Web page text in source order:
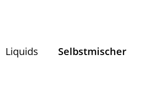
Liquids Selbstmischer